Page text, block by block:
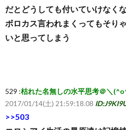
だとどうしても付いていけなく
ボロカス言われまくってもそり
いと思ってしまう
529 :枯れた名無しの水平思考＠＼
2017/01/14(土) 21:59:18.08
>>503